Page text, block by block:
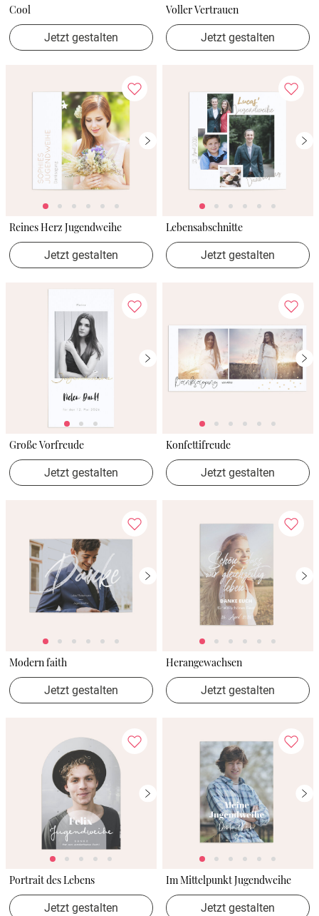
Cool
Jetzt gestalten
Voller Vertrauen
Jetzt gestalten
Reines Herz Jugendweihe
Jetzt gestalten
Lebensabschnitte
Jetzt gestalten
Große Vorfreude
Jetzt gestalten
Konfettifreude
Jetzt gestalten
Modern faith
Jetzt gestalten
Herangewachsen
Jetzt gestalten
Portrait des Lebens
Jetzt gestalten
Im Mittelpunkt Jugendweihe
Jetzt gestalten